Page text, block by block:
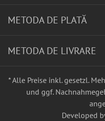
METODA DE PLATĂ
METODA DE LIVRARE
* Alle Preise inkl. gesetzl.
und ggf.
Developed